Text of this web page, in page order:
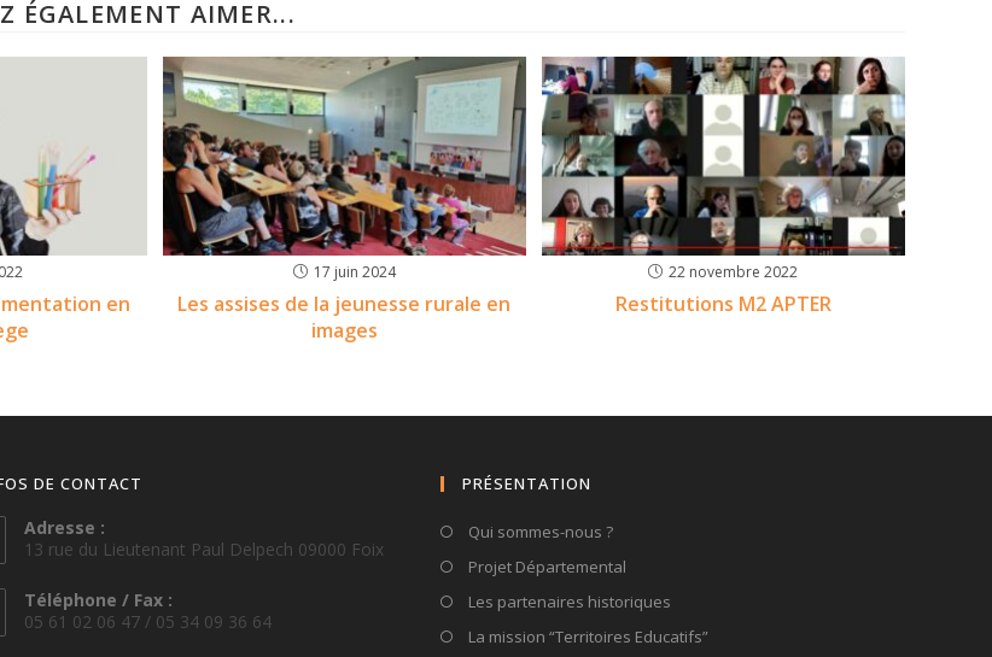
ÉGALEMENT AIMER...
en
17 juin 2024
Les assises de la jeunesse rurale en
images
22 novembre 2022
Restitutions M2 APTER
DE CONTACT
Adresse :
13 rue du Lieutenant Paul Delpech 09000 Foix
Téléphone / Fax :
05 61 02 06 47 / 05 34 09 36 64
PRÉSENTATION
Qui sommes-nous ?
Projet Départemental
Les partenaires historiques
La mission “Territoires Educatifs”